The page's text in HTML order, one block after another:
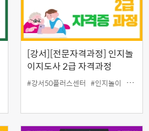
[강서][전문자격과정] 인지놀
이지도사 2급 자격과정
#강서50플러스센터 #인지놀이 #일자